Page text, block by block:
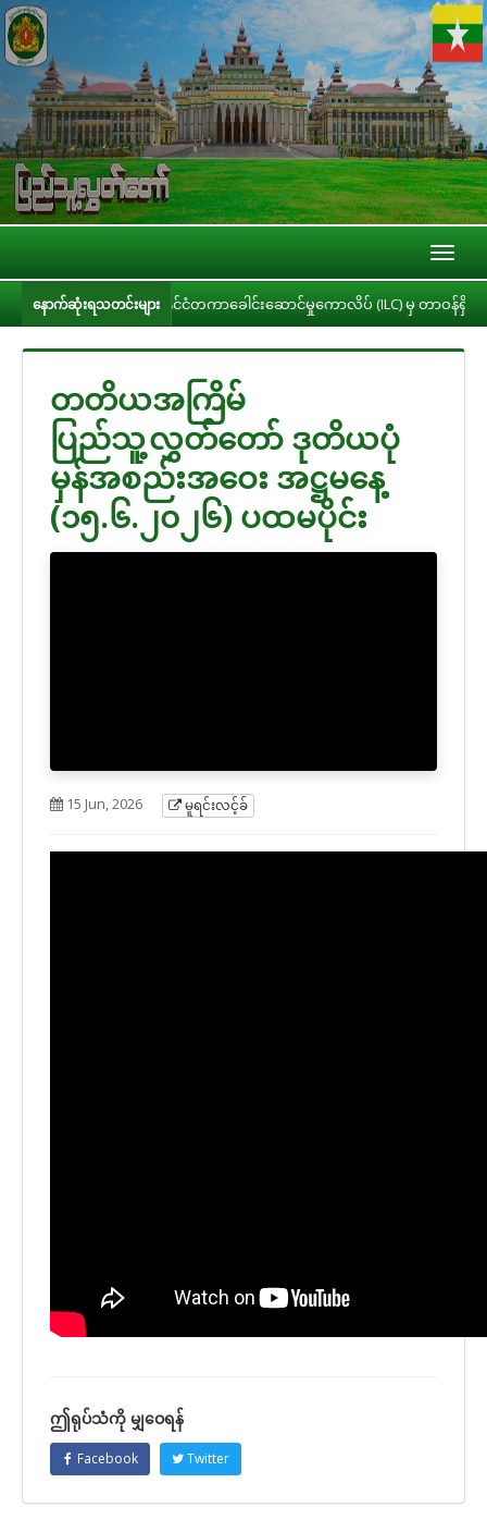
နောက်ဆုံးရသတင်းများ
းမော်ထွန်း နိုင်ငံတကာခေါင်းဆောင်မှုကောလိပ် (ILC) မှ တာဝန်ရှိပုဂ္ဂိုလ်မျ
တတိယအကြိမ်
ပြည်သူ့လွှတ်တော် ဒုတိယပုံ
မှန်အစည်းအဝေး အဋ္ဌမနေ့
(၁၅.၆.၂၀၂၆) ပထမပိုင်း
15 Jun, 2026 မူရင်းလင့်ခ်
ဤရုပ်သံကို မျှဝေရန်
Facebook Twitter